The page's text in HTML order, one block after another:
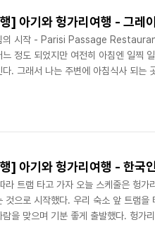
] 아기와 헝가리여행 - 그레
의 시작 - Parisi Passage
느 정도 되었지만 여전히 아침엔 일찍
다. 그래서 나는 주변에 아침식사 되는
를 원해서 선택하게 되었다. 구글링 했
· Budapest,..
] 아기와 헝가리여행 - 한국
라 트램 타고 가자 오늘 스케줄은 헝
것으로 시작했다. 우리 숙소 앞 트램
람을 맞으며 기분 좋게 출발했다. 헝가